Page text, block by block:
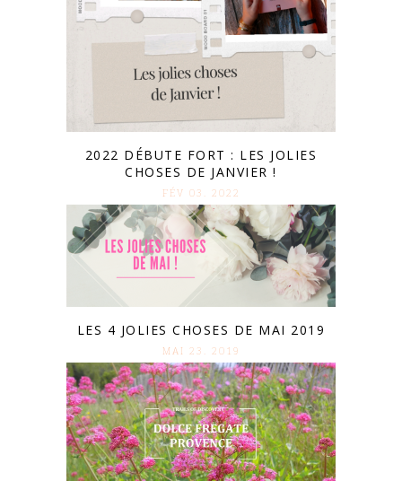
2022 DÉBUTE FORT : LES JOLIES
CHOSES DE JANVIER !
FÉV 03. 2022
LES 4 JOLIES CHOSES DE MAI 2019
MAI 23. 2019